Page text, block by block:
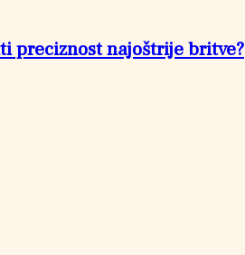
preciznost najoštrije britve?